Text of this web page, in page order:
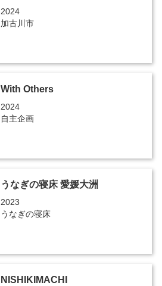
2024
加古川市
With Others
2024
自主企画
うなぎの寝床 愛媛大洲
2023
うなぎの寝床
NISHIKIMACHI